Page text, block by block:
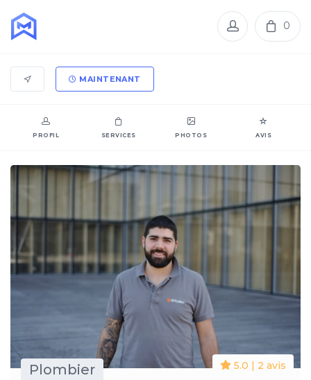
0
MAINTENANT
PROFIL SERVICES PHOTOS AVIS
5.0 | 2 avis
Plombier